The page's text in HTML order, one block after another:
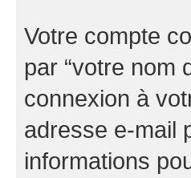
Votre compte
par “votre nom
connexion à
adresse e-mail
informations